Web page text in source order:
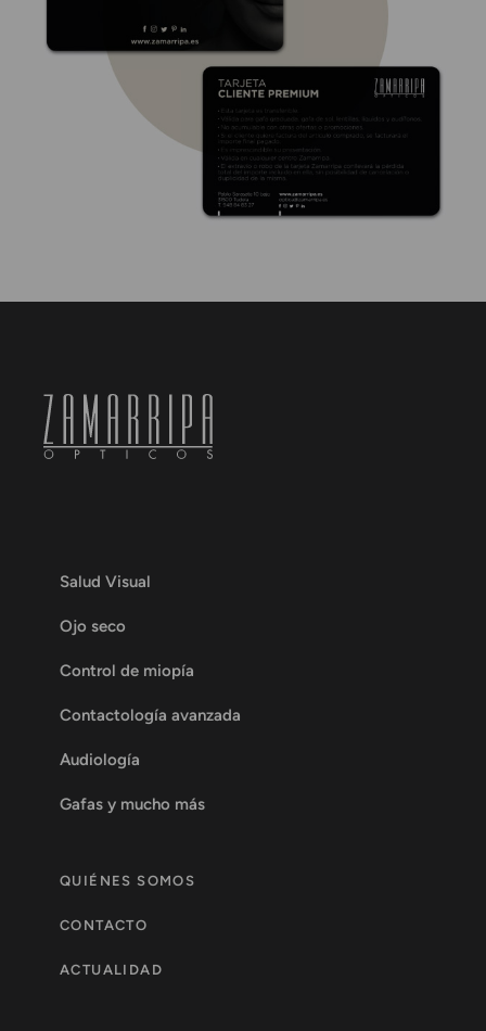
Salud Visual
Ojo seco
Control de miopía
Contactología avanzada
Audiología
Gafas y mucho más
QUIÉNES SOMOS
CONTACTO
ACTUALIDAD